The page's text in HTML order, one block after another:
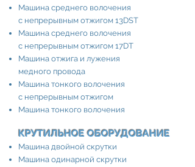
Машина среднего волочения
с непрерывным отжигом 13DST
Машина среднего волочения
с непрерывным отжигом 17DT
Машина отжига и лужения
медного провода
Машина тонкого волочения
с непрерывным отжигом
Машина тонкого волочения
КРУТИЛЬНОЕ ОБОРУДОВАНИЕ
Машина двойной скрутки
Машина одинарной скрутки